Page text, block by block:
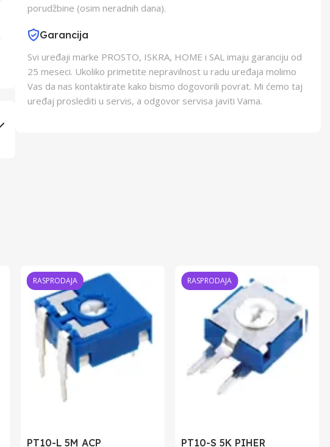
porudžbine (osim neradnih dana).
Garancija
Svi uređaji marke PROSTO, ISKRA, HOME i SAL imaju garanciju od
25 meseci. Ukoliko primetite nepravilnost u radu uređaja molimo
Vas da nas kontaktirate kako bismo dogovorili povrat. Mi ćemo taj
uređaj proslediti u servis, a odgovor servisa javiti Vama.
RASPRODAJA
PT10-L 5M ACP
RASPRODAJA
PT10-S 5K PIHER